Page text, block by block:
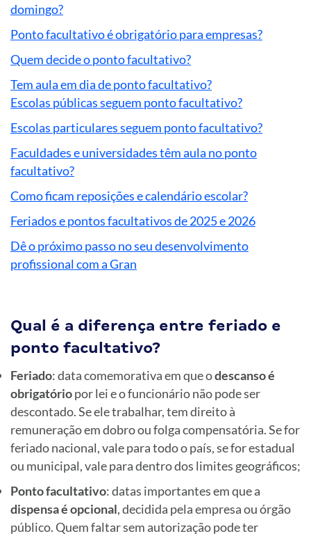
domingo?
Ponto facultativo é obrigatório para empresas?
Quem decide o ponto facultativo?
Tem aula em dia de ponto facultativo?
Escolas públicas seguem ponto facultativo?
Escolas particulares seguem ponto facultativo?
Faculdades e universidades têm aula no ponto
facultativo?
Como ficam reposições e calendário escolar?
Feriados e pontos facultativos de 2025 e 2026
Dê o próximo passo no seu desenvolvimento
profissional com a Gran
Qual é a diferença entre feriado e
ponto facultativo?
Feriado: data comemorativa em que odescanso é
obrigatóriopor lei e o funcionário não pode ser
descontado. Se ele trabalhar, tem direito à
remuneração em dobro ou folga compensatória. Se for
feriado nacional, vale para todo o país, se for estadual
ou municipal, vale para dentro dos limites geográficos;
Ponto facultativo: datas importantes em que a
dispensa é opcional, decidida pela empresa ou órgão
público. Quem faltar sem autorização pode ter